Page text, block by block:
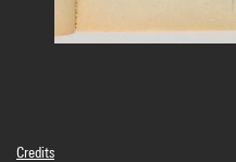
Credits